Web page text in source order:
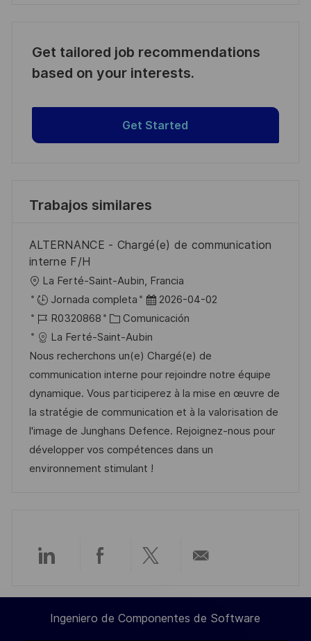
Get tailored job recommendations
based on your interests.
Get Started
Trabajos similares
ALTERNANCE - Chargé(e) de communication
interne F/H
U
b
c
a
c
i
ó
n
La Ferté-Saint-Aubin, Francia
Jornada completa
F
e
c
h
a
d
e
p
u
b
c
ó
n
2026-04-02
I
D
d
e
e
m
p
l
e
R0320868
C
a
t
e
g
o
r
í
a
Comunicación
La Ferté-Saint-Aubin
Nous recherchons un(e) Chargé(e) de
communication interne pour rejoindre notre équipe
dynamique. Vous participerez à la mise en œuvre de
la stratégie de communication et à la valorisation de
l'image de Junghans Defence. Rejoignez-nous pour
développer vos compétences dans un
environnement stimulant !
Compartir
a
través
Compartir
a
través
Compartir
a
través
por
correo
Ingeniero de Componentes de Software